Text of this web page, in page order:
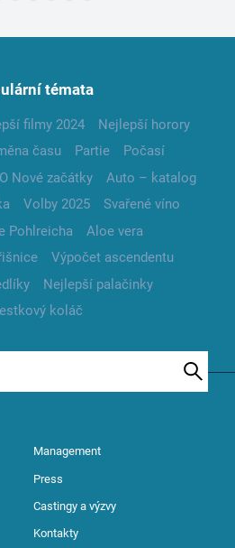
témata
filmy 2024
Nejlepší horory
času Partie
Počasí
Nové začátky
Auto – katalog
Volby 2025
Svařené víno
Pohlreicha
Aloe vera
Výpočet ascendentu
Nejlepší palačinky
koláč
Management
Press
Castingy a výzvy
Kontakty